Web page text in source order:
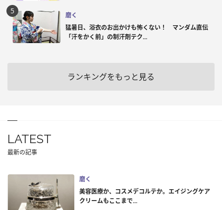
磨く
猛暑日、浴衣のお出かけも怖くない！ マンダム直伝
「汗をかく前」の制汗剤テク...
ランキングをもっと見る
LATEST
最新の記事
磨く
美容医療か、コスメデコルテか。エイジングケア
クリームもここまで...